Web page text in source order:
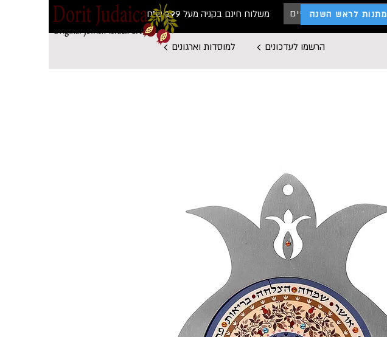
כניסת לקוחות עסקיים משלוח חינם בקניה מעל 299 ש"ח מתנות לראש השנה
הרשמו לעדכונים למוסדות וארגונים